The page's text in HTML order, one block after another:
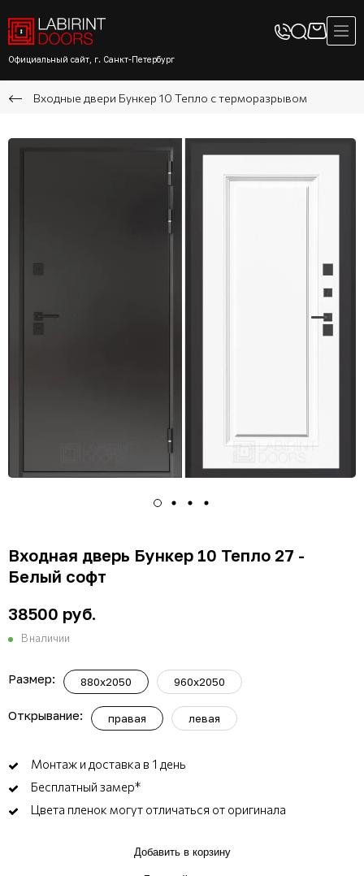
Официальный сайт, г. Санкт-Петербург
Входные двери Бункер 10 Тепло с терморазрывом
Входная дверь Бункер 10 Тепло 27 -
Белый софт
38500 руб.
В наличии
Размер: 880x2050 960x2050
Открывание: правая левая
Монтаж и доставка в 1 день
Бесплатный замер*
Цвета пленок могут отличаться от оригинала
Добавить в корзину